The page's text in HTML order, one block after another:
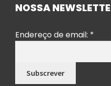
NOSSA
Endereço de email: *